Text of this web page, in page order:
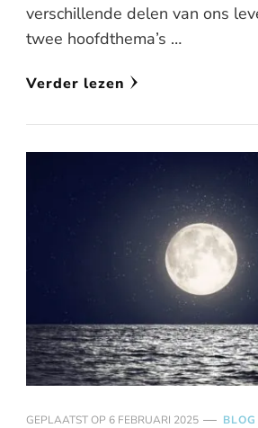
verschillende delen van ons
twee hoofdthema’s …
Verder lezen
GEPLAATST OP 6 FEBRUARI 2025 BLOG